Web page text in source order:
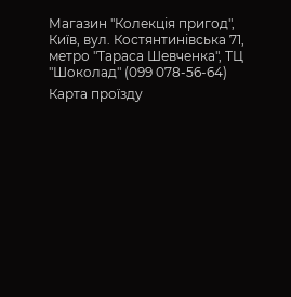
Магазин "Колекція пригод",
Київ, вул. Костянтинівська 71,
метро "Тараса Шевченка", ТЦ
"Шоколад" (099 078-56-64)
Карта проїзду